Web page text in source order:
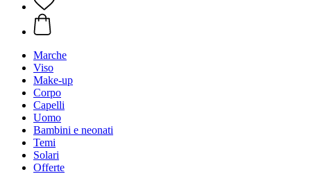
Marche
Viso
Make-up
Corpo
Capelli
Uomo
Bambini e neonati
Temi
Solari
Offerte